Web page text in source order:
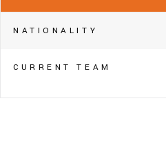
NATIONALITY
CURRENT TEAM